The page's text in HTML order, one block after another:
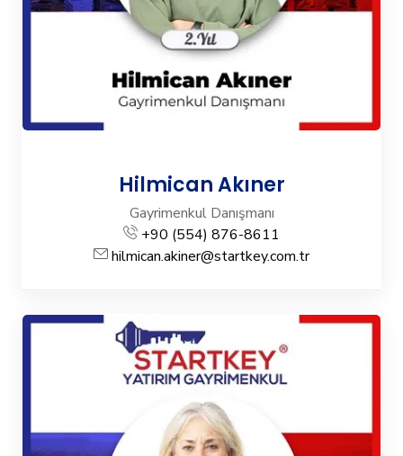
Hilmican Akıner
Gayrimenkul Danışmanı
+90 (554) 876-8611
hilmican.akiner@startkey.com.tr